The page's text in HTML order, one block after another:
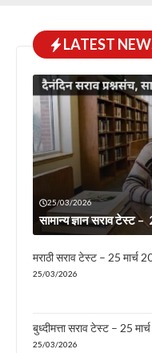
LATEST
25/03/2026
सामान्य ज्ञान सराव टेस्ट
मराठी सराव टेस्ट – 25 मार्च
25/03/2026
बुध्दीमत्ता सराव टेस्ट – 25
25/03/2026